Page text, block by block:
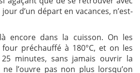
d’un départ en vacances, n’est-
encore dans la cuisson. On les
préchauffé à 180°C, et on les
minutes, sans jamais ouvrir la
l’ouvre pas non plus lorsqu’on